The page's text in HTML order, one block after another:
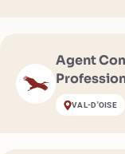
Agent
VAL-D'OISE